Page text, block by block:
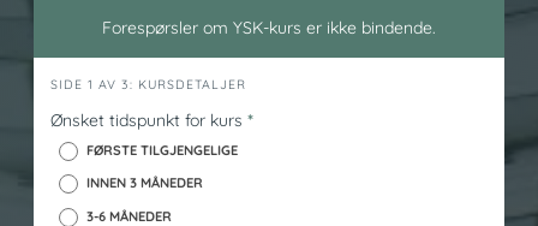
Forespørsler om YSK-kurs er ikke bindende.
h
e
_
SIDE 1 AV 3: KURSDETALJER
Ønsket tidspunkt for kurs *
FØRSTE TILGJENGELIGE
INNEN 3 MÅNEDER
3-6 MÅNEDER